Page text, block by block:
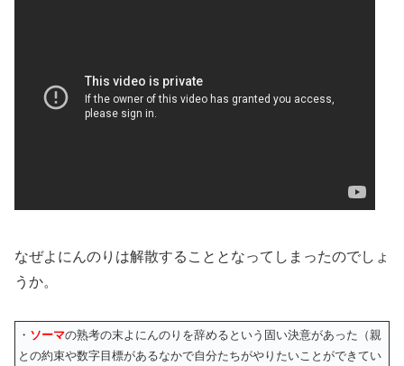
なぜよにんのりは解散することとなってしまったのでしょ
うか。
・ ソーマの熟考の末よにんのりを辞めるという固い決意があった（親
との約束や数字目標があるなかで自分たちがやりたいことができてい